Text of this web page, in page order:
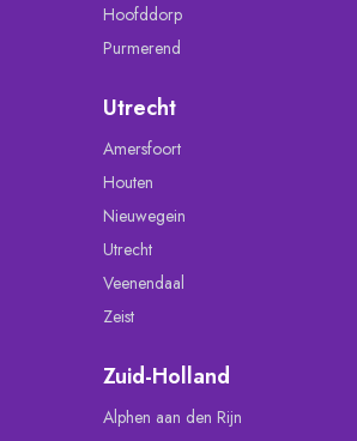
Hoofddorp
Purmerend
Utrecht
Amersfoort
Houten
Nieuwegein
Utrecht
Veenendaal
Zeist
Zuid-Holland
Alphen aan den Rijn